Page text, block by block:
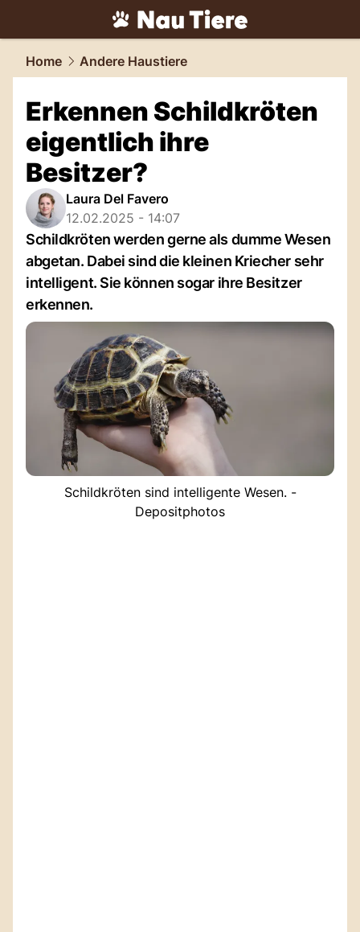
tiere.NAU.ch
Home Andere Haustiere
Erkennen Schildkröten
eigentlich ihre
Besitzer?
Laura Del Favero
12.02.2025 - 14:07
Schildkröten werden gerne als dumme Wesen
abgetan. Dabei sind die kleinen Kriecher sehr
intelligent. Sie können sogar ihre Besitzer
erkennen.
Schildkröten sind intelligente Wesen. -
Depositphotos